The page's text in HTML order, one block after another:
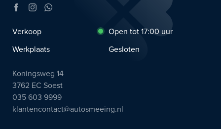
Verkoop
Open tot 17:00 uur
Werkplaats
Gesloten
Koningsweg 14
3762 EC Soest
035 603 9999
klantencontact@autosmeeing.nl